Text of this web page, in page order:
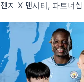
젠지 X 맨시티, 파트너